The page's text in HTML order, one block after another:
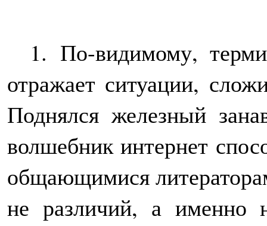
1. По-видимому,
отражает ситуации,
Поднялся железный
волшебник интернет
общающимися
не различий, а именно